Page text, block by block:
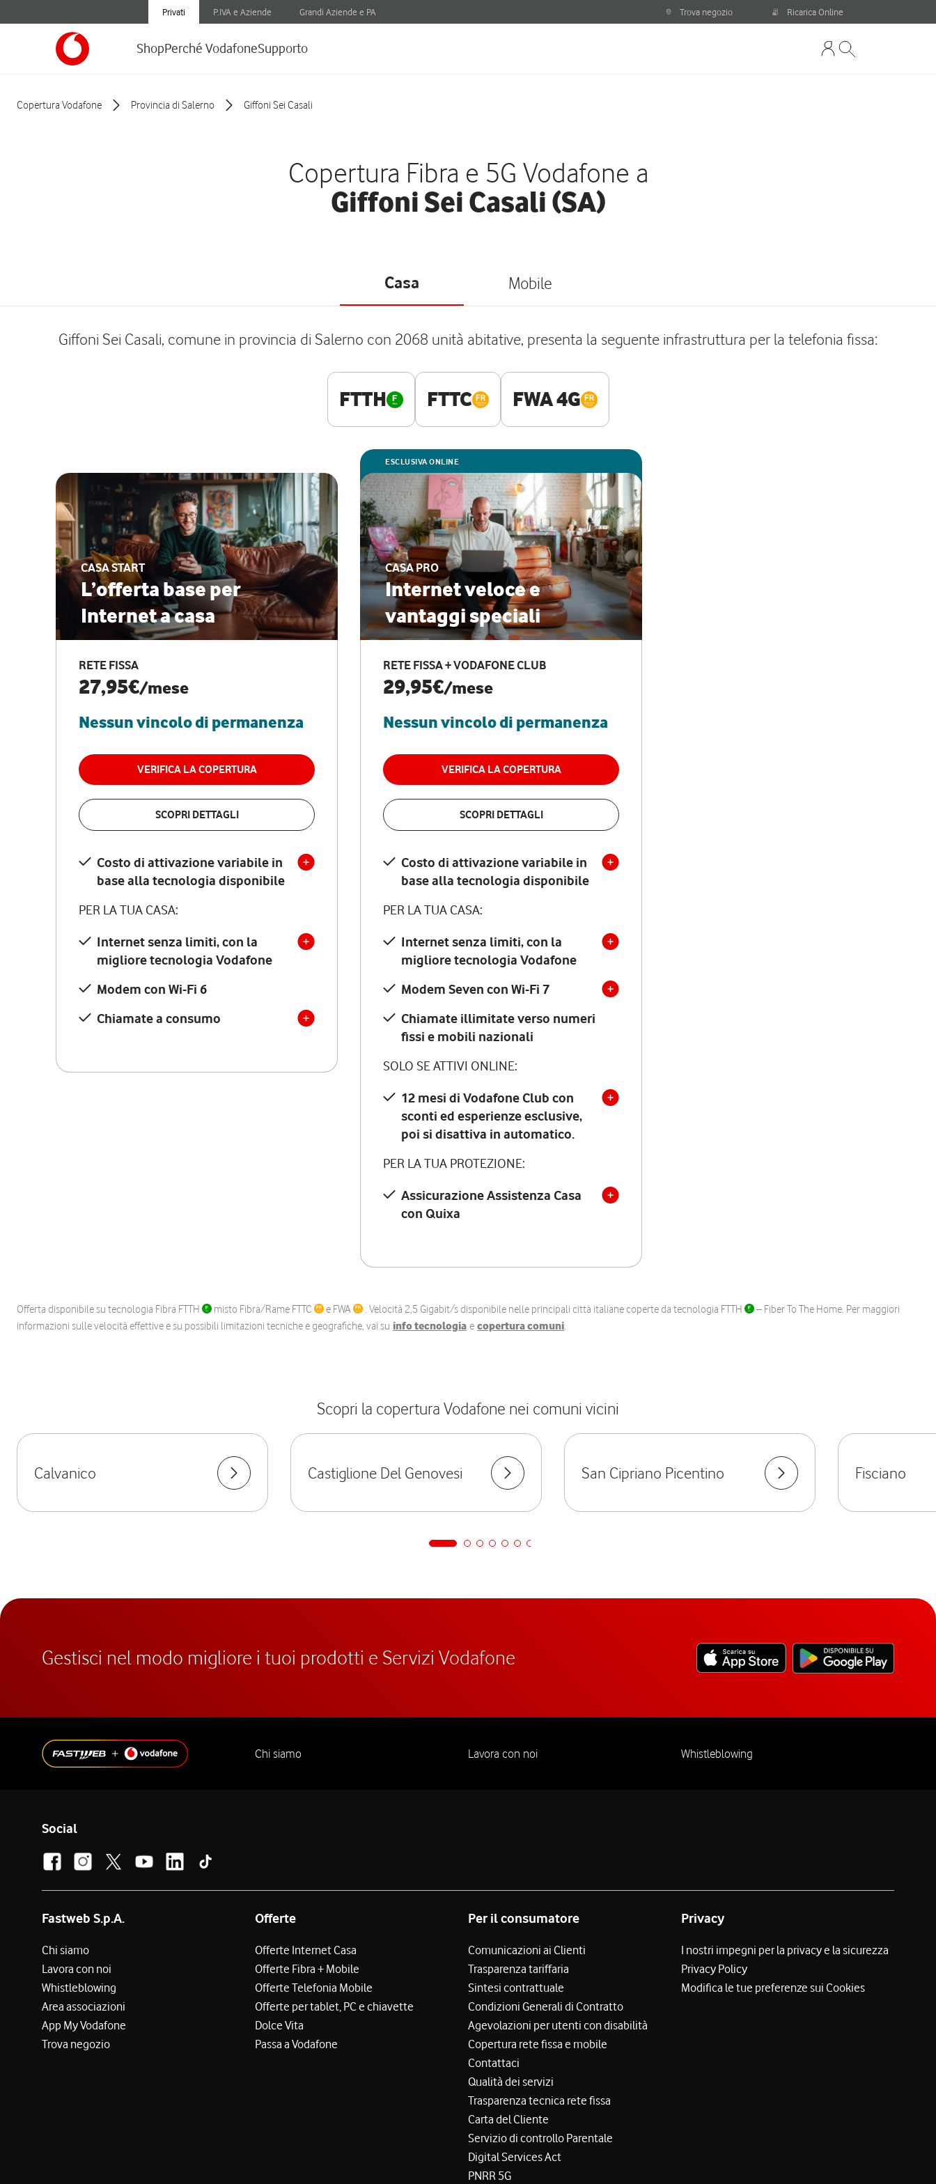
Privati P.IVA e Aziende Grandi Aziende e PA Trova negozio Ricarica Online
ShopPerché VodafoneSupporto
Copertura Vodafone Provincia di Salerno Giffoni Sei Casali
Copertura Fibra e 5G Vodafone a
Giffoni Sei Casali (SA)
Casa Mobile
Giffoni Sei Casali, comune in provincia di Salerno con 2068 unità abitative, presenta la seguente infrastruttura per la telefonia fissa:
FTTH FTTC FWA 4G
CASA START
L’offerta base per
Internet a casa
RETE FISSA
27,95€/mese
Nessun vincolo di permanenza
VERIFICA LA COPERTURA
SCOPRI DETTAGLI
Costo di attivazione variabile in
base alla tecnologia disponibile
PER LA TUA CASA:
Internet senza limiti, con la
migliore tecnologia Vodafone
Modem con Wi-Fi 6
Chiamate a consumo
ESCLUSIVA ONLINE
CASA PRO
Internet veloce e
vantaggi speciali
RETE FISSA + VODAFONE CLUB
29,95€/mese
Nessun vincolo di permanenza
VERIFICA LA COPERTURA
SCOPRI DETTAGLI
Costo di attivazione variabile in
base alla tecnologia disponibile
PER LA TUA CASA:
Internet senza limiti, con la
migliore tecnologia Vodafone
Modem Seven con Wi-Fi 7
Chiamate illimitate verso numeri
fissi e mobili nazionali
SOLO SE ATTIVI ONLINE:
12 mesi di Vodafone Club con
sconti ed esperienze esclusive,
poi si disattiva in automatico.
PER LA TUA PROTEZIONE:
Assicurazione Assistenza Casa
con Quixa
Offerta disponibile su tecnologia Fibra FTTH misto Fibra/Rame FTTC e FWA . Velocità 2,5 Gigabit/s disponibile nelle principali città italiane coperte da tecnologia FTTH
– Fiber To The Home. Per maggiori
informazioni sulle velocità effettive e su possibili limitazioni tecniche e geografiche, vai su info tecnologia e copertura comuni.
Scopri la copertura Vodafone nei comuni vicini
Calvanico Castiglione Del Genovesi San Cipriano Picentino Fisciano
Gestisci nel modo migliore i tuoi prodotti e Servizi Vodafone
Chi siamo Lavora con noi Whistleblowing
Social
Fastweb S.p.A.
Chi siamo
Lavora con noi
Whistleblowing
Area associazioni
App My Vodafone
Trova negozio
Offerte
Offerte Internet Casa
Offerte Fibra + Mobile
Offerte Telefonia Mobile
Offerte per tablet, PC e chiavette
Dolce Vita
Passa a Vodafone
Per il consumatore
Comunicazioni ai Clienti
Trasparenza tariffaria
Sintesi contrattuale
Condizioni Generali di Contratto
Agevolazioni per utenti con disabilità
Copertura rete fissa e mobile
Contattaci
Qualità dei servizi
Trasparenza tecnica rete fissa
Carta del Cliente
Servizio di controllo Parentale
Digital Services Act
PNRR 5G
Privacy
I nostri impegni per la privacy e la sicurezza
Privacy Policy
Modifica le tue preferenze sui Cookies